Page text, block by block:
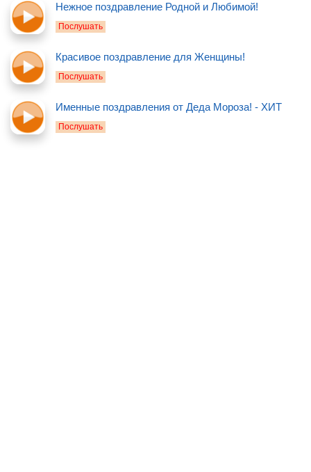
Нежное поздравление Родной и Любимой!
Послушать
Красивое поздравление для Женщины!
Послушать
Именные поздравления от Деда Мороза! - ХИТ
Послушать